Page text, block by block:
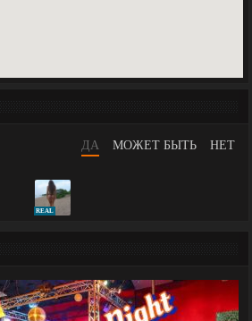
ДА МОЖЕТ БЫТЬ НЕТ
REAL